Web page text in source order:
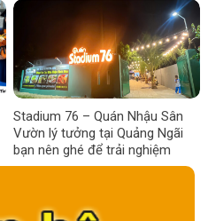
Stadium 76 – Quán Nhậu Sân
Vườn lý tưởng tại Quảng Ngãi
bạn nên ghé để trải nghiệm